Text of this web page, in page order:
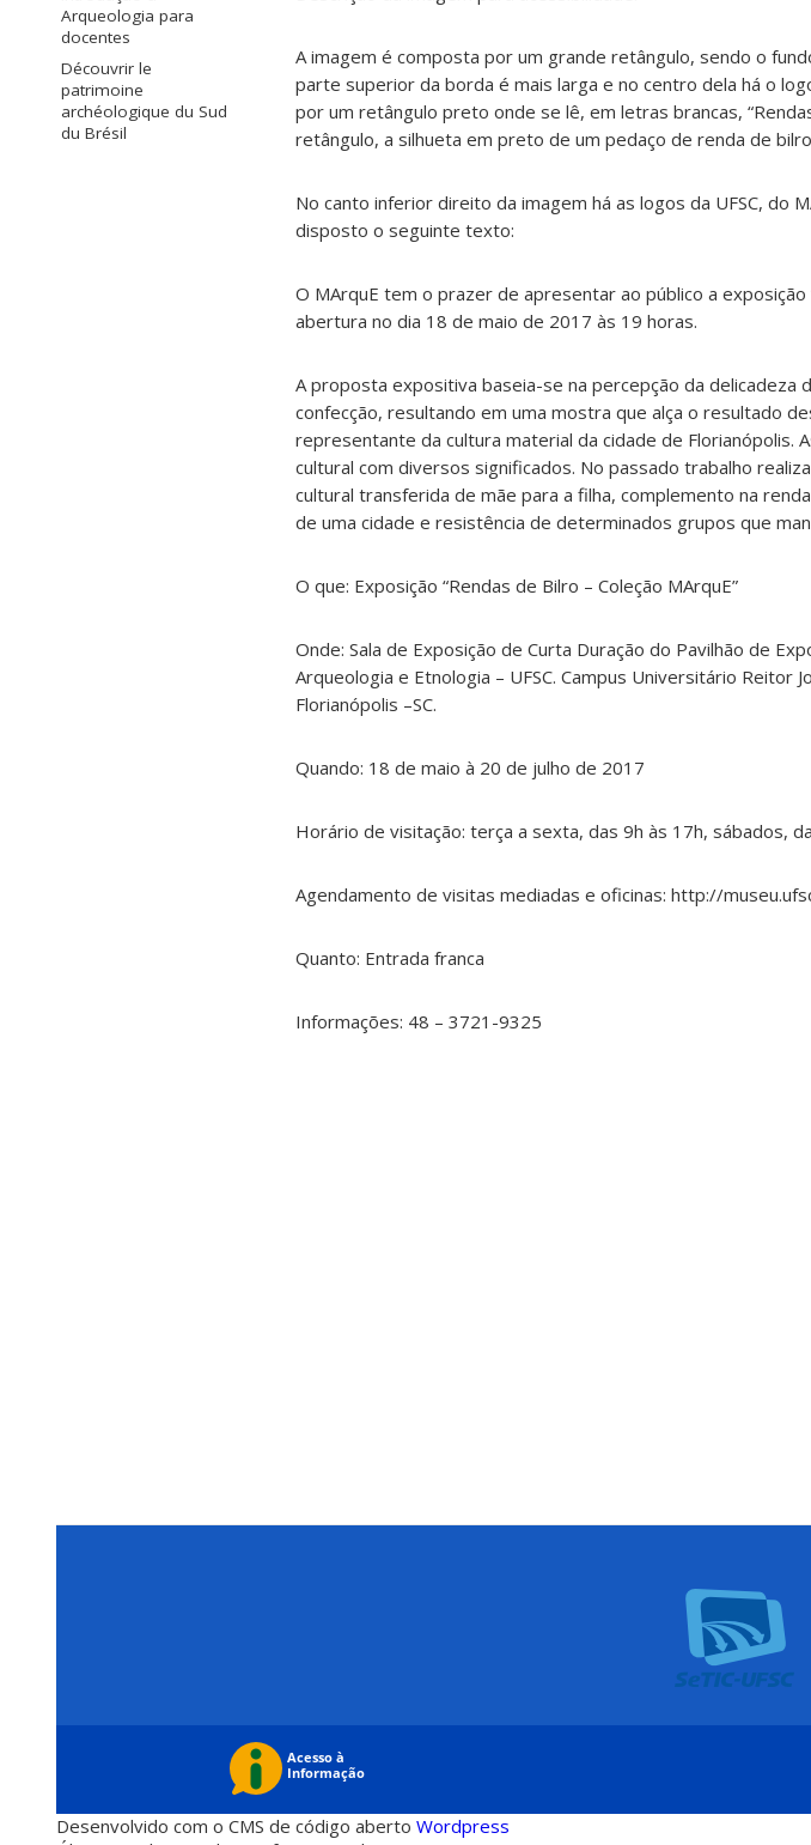
Arqueologia para
docentes
Découvrir le
patrimoine
archéologique du Sud
du Brésil
A imagem é composta por um grande retângulo, sendo o
parte superior da borda é mais larga e no centro dela há o
por um retângulo preto onde se lê, em letras brancas,
retângulo, a silhueta em preto de um pedaço de renda de
No canto inferior direito da imagem há as logos da UFSC, do
disposto o seguinte texto:
O MArquE tem o prazer de apresentar ao público a exposição
abertura no dia 18 de maio de 2017 às 19 horas.
A proposta expositiva baseia-se na percepção da delicadeza
confecção, resultando em uma mostra que alça o resultado
representante da cultura material da cidade de Florianópolis.
cultural com diversos significados. No passado trabalho
cultural transferida de mãe para a filha, complemento na
de uma cidade e resistência de determinados grupos que
O que: Exposição “Rendas de Bilro – Coleção MArquE”
Onde: Sala de Exposição de Curta Duração do Pavilhão de
Arqueologia e Etnologia – UFSC. Campus Universitário Reitor
Florianópolis –SC.
Quando: 18 de maio à 20 de julho de 2017
Horário de visitação: terça a sexta, das 9h às 17h, sábados,
Agendamento de visitas mediadas e oficinas: http://
Quanto: Entrada franca
Informações: 48 – 3721-9325
Desenvolvido com o CMS de código aberto Wordpress